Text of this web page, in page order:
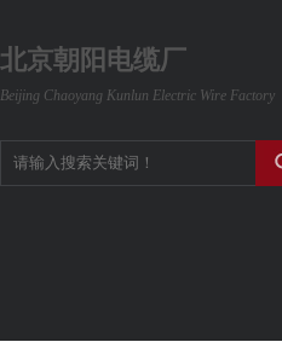
北京朝阳电缆厂
Beijing Chaoyang Kunlun Electric Wire Factory